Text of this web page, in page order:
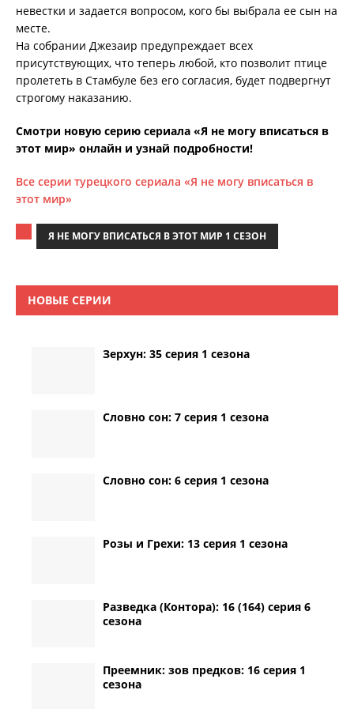
невестки и задается вопросом, кого бы выбрала ее сын на
месте.
На собрании Джезаир предупреждает всех
присутствующих, что теперь любой, кто позволит птице
пролететь в Стамбуле без его согласия, будет подвергнут
строгому наказанию.
Смотри новую серию сериала «Я не могу вписаться в
этот мир» онлайн и узнай подробности!
Все серии турецкого сериала «Я не могу вписаться в
этот мир»
Я НЕ МОГУ ВПИСАТЬСЯ В ЭТОТ МИР 1 СЕЗОН
НОВЫЕ СЕРИИ
Зерхун: 35 серия 1 сезона
Словно сон: 7 серия 1 сезона
Словно сон: 6 серия 1 сезона
Розы и Грехи: 13 серия 1 сезона
Разведка (Контора): 16 (164) серия 6
сезона
Преемник: зов предков: 16 серия 1
сезона